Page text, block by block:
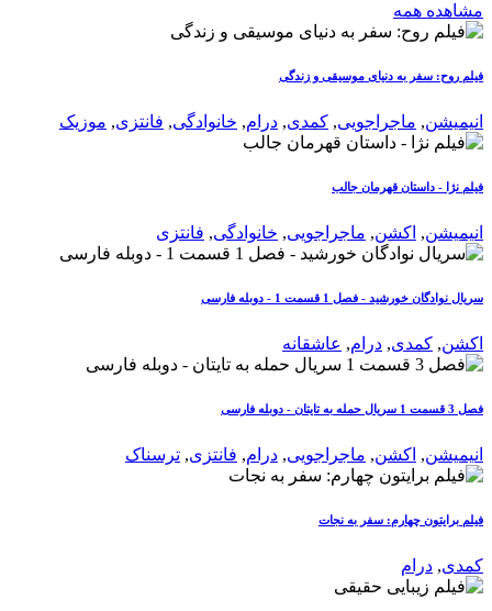
مشاهده همه
فیلم روح: سفر به دنیای موسیقی و زندگی
انیمیشن, ماجراجویی, کمدی, درام, خانوادگی, فانتزی, موزیک
فیلم نژا - داستان قهرمان جالب
انیمیشن, اکشن, ماجراجویی, خانوادگی, فانتزی
سریال نوادگان خورشید - فصل 1 قسمت 1 - دوبله فارسی
اکشن, کمدی, درام, عاشقانه
فصل 3 قسمت 1 سریال حمله به تایتان - دوبله فارسی
انیمیشن, اکشن, ماجراجویی, درام, فانتزی, ترسناک
فیلم برایتون چهارم: سفر به نجات
کمدی, درام